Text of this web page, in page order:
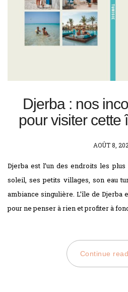
Djerba : nos
pour visiter cette
POSTED
AOÛT 8,
Djerba est l’un des endroits les
soleil, ses petits villages, son eau
ambiance singulière. L’île de Djerba
pour ne penser à rien et profiter à
Continue